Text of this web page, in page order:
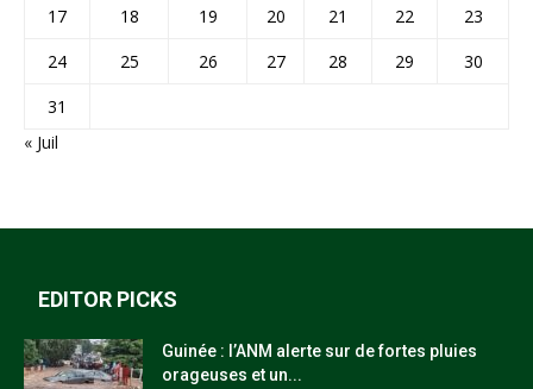
17
18 19 20 21 22
23
24
25 26 27 28 29
30
31
« Juil
EDITOR PICKS
Guinée : l’ANM alerte sur de fortes pluies
orageuses et un...